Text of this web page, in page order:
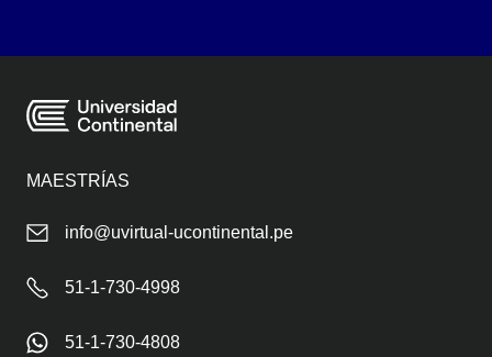
MAESTRÍAS
info@uvirtual-ucontinental.pe
51-1-730-4998
51-1-730-4808